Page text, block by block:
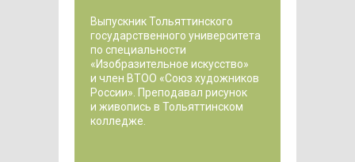
Выпускник Тольяттинского
государственного университета
по специальности
«Изобразительное искусство»
и член ВТОО «Союз художников
России». Преподавал рисунок
и живопись в Тольяттинском
колледже.